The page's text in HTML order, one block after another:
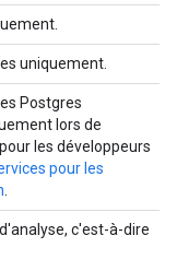
uniquement.
Postgres
lors de
les développeurs
pour les
c'est-à-dire